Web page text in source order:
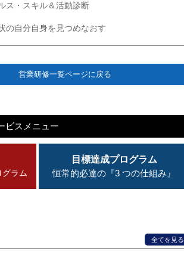
ス・スキル＆活動診断
自分自身を見つめなおす
営業研修一覧ページに戻る
ビスメニュー
グラム
目標達成プログラム
恒常的必達の『3 つの仕組み』
全てを見る